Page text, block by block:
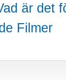
är det
Filmer